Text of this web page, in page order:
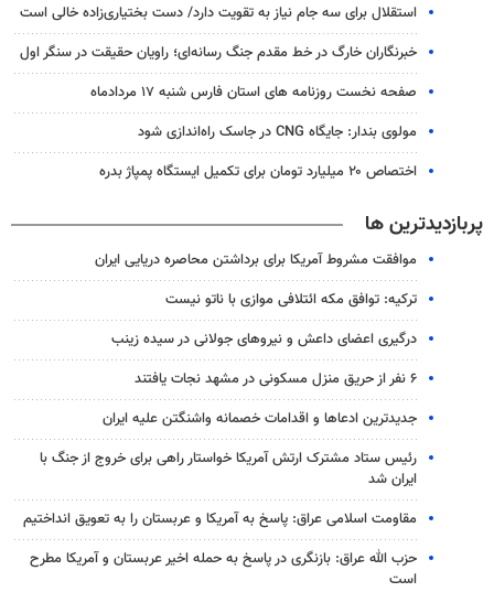
استقلال برای سه جام نیاز به تقویت دارد/ دست بختیاری‌زاده خالی است
خبرنگاران خارگ در خط مقدم جنگ رسانه‌ای؛ راویان حقیقت در سنگر اول
صفحه نخست روزنامه های استان فارس شنبه ۱۷ مردادماه
مولوی بندار: جایگاه CNG در جاسک راه‌اندازی شود
اختصاص ۲۰ میلیارد تومان برای تکمیل ایستگاه پمپاژ بدره
پربازدیدترین ها
موافقت مشروط آمریکا برای برداشتن محاصره دریایی ایران
ترکیه: توافق مکه ائتلافی موازی با ناتو نیست
درگیری اعضای داعش و نیروهای جولانی در سیده زینب
۶ نفر از حریق منزل مسکونی در مشهد نجات یافتند
جدیدترین ادعاها و اقدامات خصمانه واشنگتن علیه ایران
رئیس ستاد مشترک ارتش آمریکا خواستار راهی برای خروج از جنگ با
ایران شد
مقاومت اسلامی عراق: پاسخ به آمریکا و عربستان را به تعویق انداختیم
حزب الله عراق: بازنگری در پاسخ به حمله اخیر عربستان و آمریکا مطرح
است